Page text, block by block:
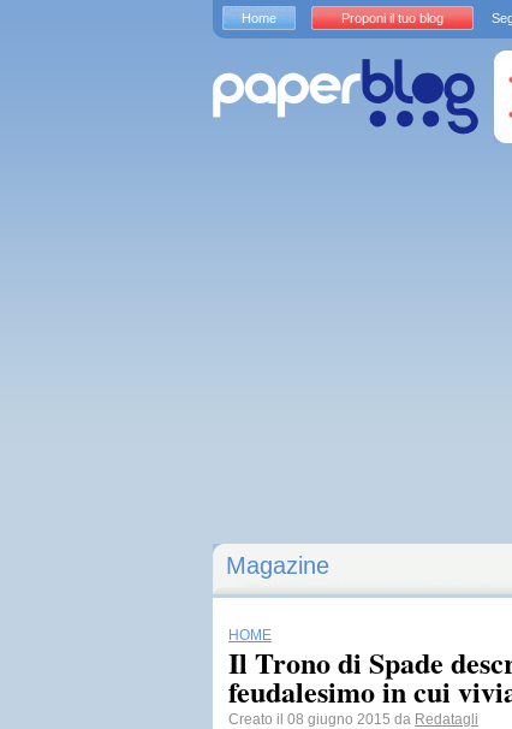
Magazine
HOME
Il Trono di Spade
feudalesimo in cui
Creato il 08 giugno 2015 da Redatagli
Home Proponi il tuo blog